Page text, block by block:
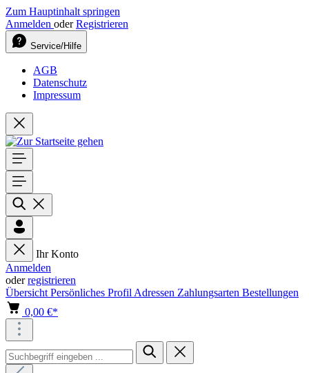
Zum Hauptinhalt springen
Anmelden oder Registrieren
Service/Hilfe
AGB
Datenschutz
Impressum
Ihr Konto
Anmelden
oderregistrieren
Übersicht Persönliches Profil Adressen Zahlungsarten Bestellungen
0,00 €*